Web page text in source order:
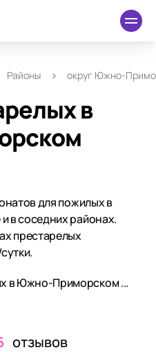
Районы округ Южно-
в
для пожилых в
в соседних районах.
престарелых
в Южно-Приморском ...
отзывов